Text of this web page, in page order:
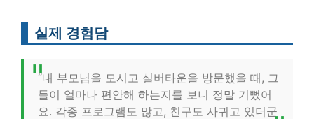
실제 경험담
“내 부모님을 모시고 실버타운을 방문했을 때, 그
들이 얼마나 편안해 하는지를 보니 정말 기뻤어
요. 각종 프로그램도 많고, 친구도 사귀고 있더군